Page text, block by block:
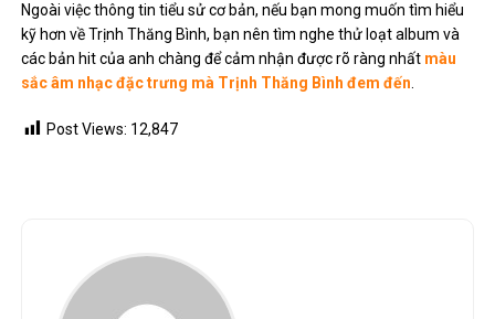
Ngoài việc thông tin tiểu sử cơ bản, nếu bạn mong muốn tìm hiểu
kỹ hơn về Trịnh Thăng Bình, bạn nên tìm nghe thử loạt album và
các bản hit của anh chàng để cảm nhận được rõ ràng nhất màu
sắc âm nhạc đặc trưng mà Trịnh Thăng Bình đem đến
Post Views: 12,847